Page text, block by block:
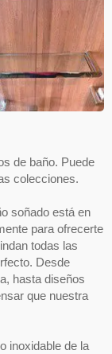
de baño. Puede
colecciones.
soñado está en
para ofrecerte
todas las
Desde
hasta diseños
que nuestra
inoxidable de la